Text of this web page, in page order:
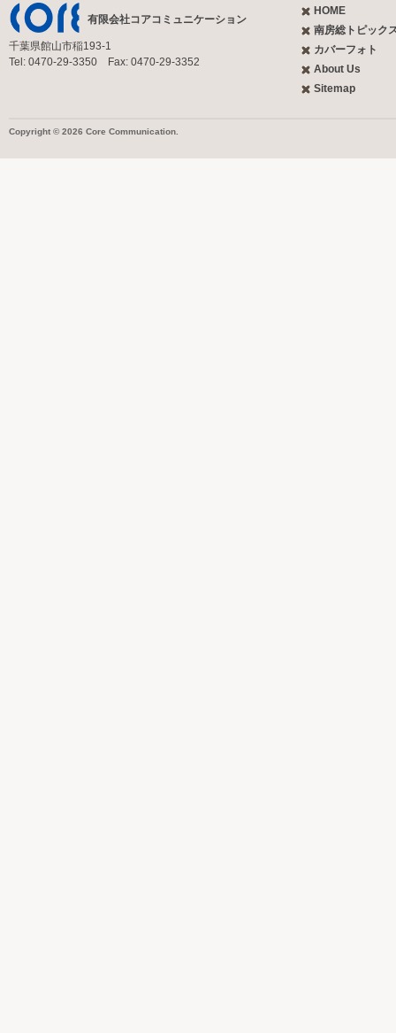
有限会社コアコミュニケーション
千葉県館山市稲193-1
Tel: 0470-29-3350 Fax: 0470-29-3352
HOME
南房総トピック
カバーフォト
About Us
Sitemap
Copyright © 2026 Core Communication.